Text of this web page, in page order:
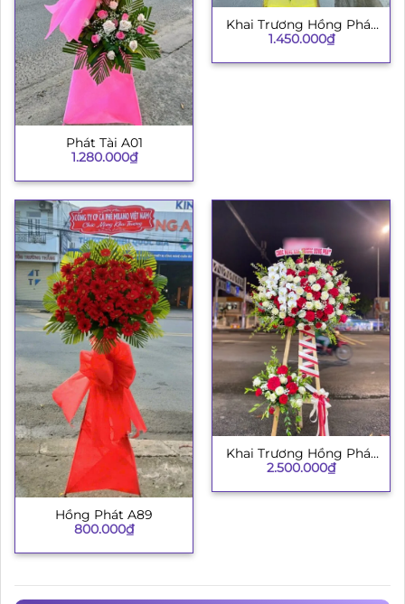
Phát Tài A01
1.280.000₫
Khai Trương Hồng Phát
003
1.450.000₫
Hồng Phát A89
800.000₫
Khai Trương Hồng Phát
002
2.500.000₫